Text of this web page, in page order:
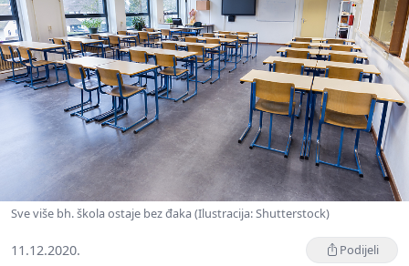
Sve više bh. škola ostaje bez đaka (Ilustracija: Shutterstock)
11.12.2020. Podijeli